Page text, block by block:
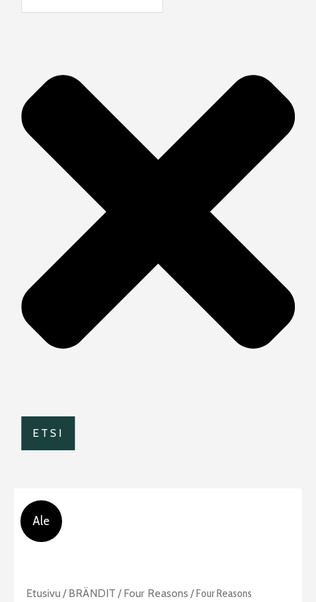
Ale
Etusivu / BRÄNDIT / Four Reasons / Four Reasons
Alkuperäinen
Nykyinen
Four
ETSI